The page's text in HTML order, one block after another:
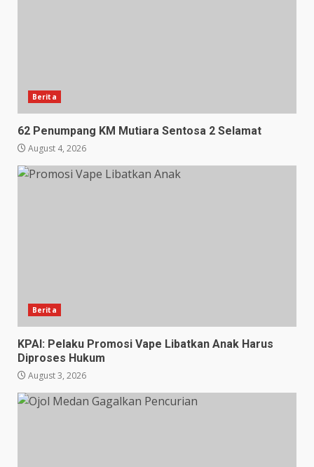
Berita
62 Penumpang KM Mutiara Sentosa 2 Selamat
August 4, 2026
Berita
KPAI: Pelaku Promosi Vape Libatkan Anak Harus
Diproses Hukum
August 3, 2026